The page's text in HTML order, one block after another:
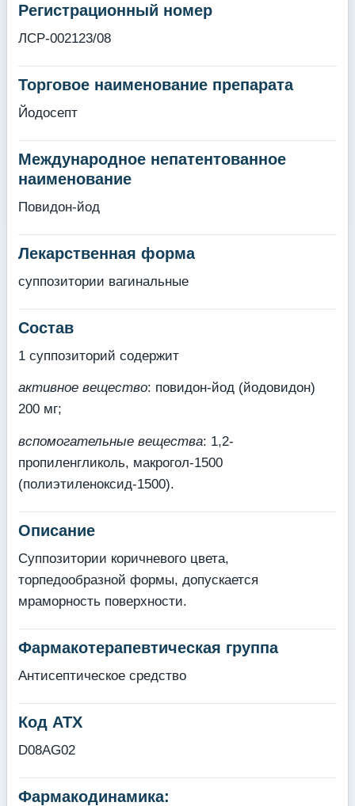
Регистрационный номер
ЛСР-002123/08
Торговое наименование препарата
Йодосепт
Международное непатентованное
наименование
Повидон-йод
Лекарственная форма
суппозитории вагинальные
Состав
1 суппозиторий содержит
активное вещество: повидон-йод (йодовидон)
200 мг;
вспомогательные вещества: 1,2-
пропиленгликоль, макрогол-1500
(полиэтиленоксид-1500).
Описание
Суппозитории коричневого цвета,
торпедообразной формы, допускается
мраморность поверхности.
Фармакотерапевтическая группа
Антисептическое средство
Код АТХ
D08AG02
Фармакодинамика: